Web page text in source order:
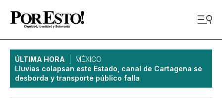
ÚLTIMA HORA
MÉXICO
Lluvias colapsan este Estado, canal de Cartagena se
desborda y transporte público falla